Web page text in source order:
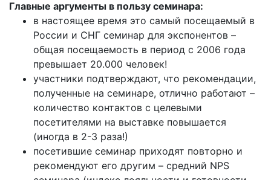
Главные аргументы в пользу семинара:
в настоящее время это самый посещаемый в
России и СНГ семинар для экспонентов –
общая посещаемость в период с 2006 года
превышает 20.000 человек!
участники подтверждают, что рекомендации,
полученные на семинаре, отлично работают –
количество контактов с целевыми
посетителями на выставке повышается
(иногда в 2-3 раза!)
посетившие семинар приходят повторно и
рекомендуют его другим – средний NPS